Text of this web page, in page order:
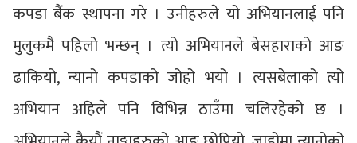
कपडा बैंक स्थापना गरे । उनीहरुले यो अभियानलाई पनि
मुलुकमै पहिलो भन्छन् । त्यो अभियानले बेसहाराको आङ
ढाकियो, न्यानो कपडाको जोहो भयो । त्यसबेलाको त्यो
अभियान अहिले पनि विभिन्न ठाउँमा चलिरहेको छ ।